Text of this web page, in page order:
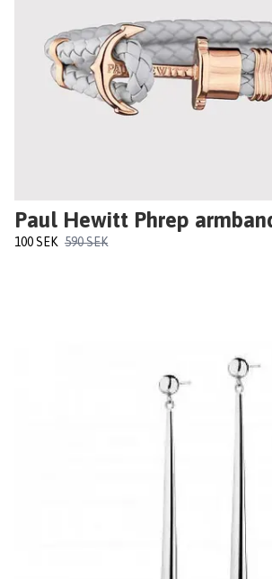
Paul Hewitt Phrep
100 SEK 590 SEK